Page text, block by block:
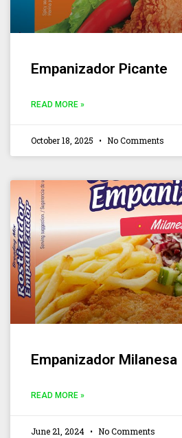
Empanizador Picante
READ MORE »
October 18, 2025 No Comments
Empanizador Milanesa
READ MORE »
June 21, 2024 No Comments